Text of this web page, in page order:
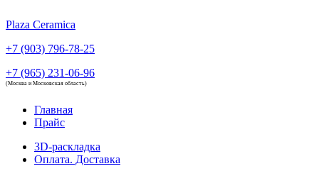
Plaza Ceramica
+7 (903) 796-78-25
+7 (965) 231-06-96
(Москва и Московская область)
Главная
Прайс
3D-раскладка
Оплата. Доставка